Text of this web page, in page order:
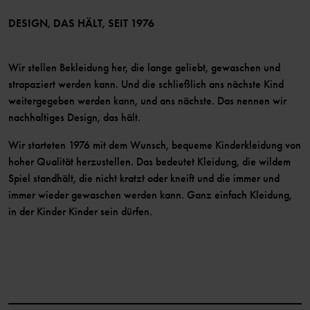
Mitglied werden
DESIGN, DAS HÄLT, SEIT 1976
Wir stellen Bekleidung her, die lange geliebt, gewaschen und
strapaziert werden kann. Und die schließlich ans nächste Kind
weitergegeben werden kann, und ans nächste. Das nennen wir
nachhaltiges Design, das hält.
Wir starteten 1976 mit dem Wunsch, bequeme Kinderkleidung von
hoher Qualität herzustellen. Das bedeutet Kleidung, die wildem
Spiel standhält, die nicht kratzt oder kneift und die immer und
immer wieder gewaschen werden kann. Ganz einfach Kleidung,
in der Kinder Kinder sein dürfen.